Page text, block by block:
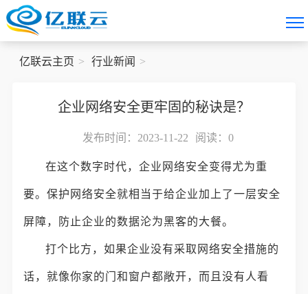
亿联云主页 行业新闻
企业网络安全更牢固的秘诀是？
发布时间：2023-11-22 阅读： 0
在这个数字时代，企业网络安全变得尤为重
要。保护网络安全就相当于给企业加上了一层安全
屏障，防止企业的数据沦为黑客的大餐。
打个比方，如果企业没有采取网络安全措施的
话，就像你家的门和窗户都敞开，而且没有人看